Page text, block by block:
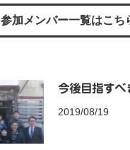
参加メンバー一覧はこち
今後目指すべ
2019/08/19